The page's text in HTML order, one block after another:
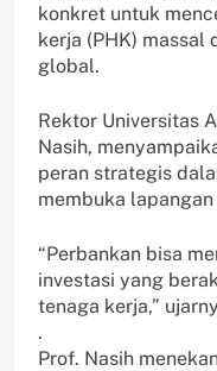
konkret untuk
kerja (PHK) massal
global.
Rektor Universitas
Nasih,
peran strategis
membuka
“Perbankan bisa
investasi yang
tenaga kerja,”
.
Prof. Nasih